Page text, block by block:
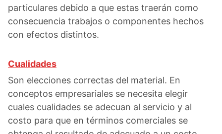
particulares debido a que estas traerán como
consecuencia trabajos o componentes hechos
con efectos distintos.
Cualidades
Son elecciones correctas del material. En
conceptos empresariales se necesita elegir
cuales cualidades se adecuan al servicio y al
costo para que en términos comerciales se